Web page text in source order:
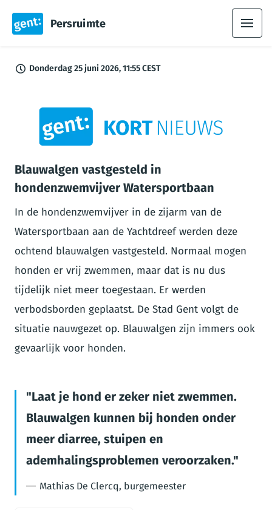
Persruimte
Donderdag 25 juni 2026, 11:55 CEST
PNG
Blauwalgen vastgesteld in
hondenzwemvijver Watersportbaan
In de hondenzwemvijver in de zijarm van de
Watersportbaan aan de Yachtdreef werden deze
ochtend blauwalgen vastgesteld. Normaal mogen
honden er vrij zwemmen, maar dat is nu dus
tijdelijk niet meer toegestaan. Er werden
verbodsborden geplaatst. De Stad Gent volgt de
situatie nauwgezet op. Blauwalgen zijn immers ook
gevaarlijk voor honden.
Laat je hond er zeker niet zwemmen.
Blauwalgen kunnen bij honden onder
meer diarree, stuipen en
ademhalingsproblemen veroorzaken.
Mathias De Clercq, burgemeester